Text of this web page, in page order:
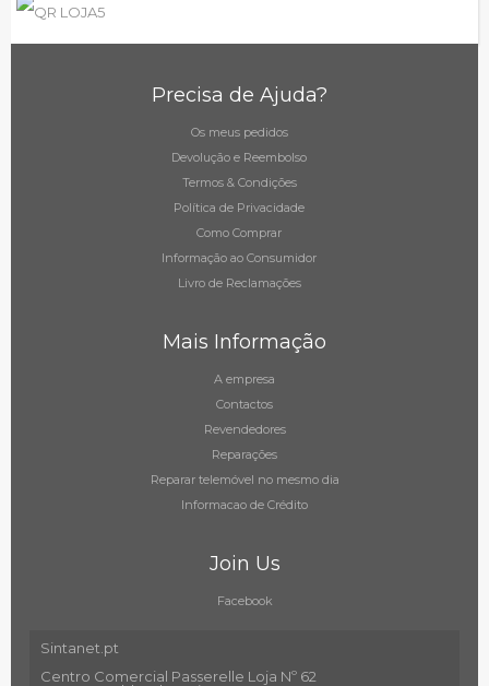
Precisa de Ajuda?
Os meus pedidos
Devolução e Reembolso
Termos & Condições
Política de Privacidade
Como Comprar
Informação ao Consumidor
Livro de Reclamações
Mais Informação
A empresa
Contactos
Revendedores
Reparações
Reparar telemóvel no mesmo dia
Informacao de Crédito
Join Us
Facebook
Sintanet.pt
Centro Comercial Passerelle Loja Nº 62